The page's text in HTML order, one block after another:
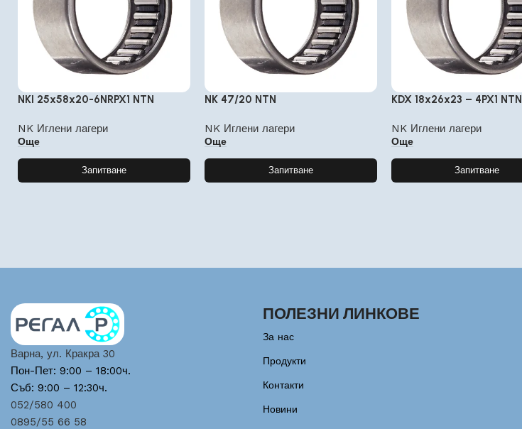
NKI 25x58x20-6NRPX1 NTN
NK Иглени лагери
Още
Запитване
NK 47/20 NTN
NK Иглени лагери
Още
Запитване
KDX 18x26x23 – 4PX1 NTN
NK Иглени лагери
Още
Запитване
Варна, ул. Кракра 30
Пон-Пет: 9:00 – 18:00ч.
Съб: 9:00 – 12:30ч.
052/580 400
0895/55 66 58
ПОЛЕЗНИ ЛИНКОВЕ
За нас
Продукти
Контакти
Новини